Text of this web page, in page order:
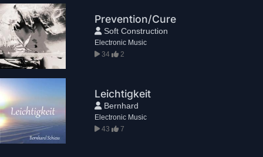
Prevention/Cure
Soft Construction
Electronic Music
34
2
Leichtigkeit
Bernhard
Electronic Music
43
7